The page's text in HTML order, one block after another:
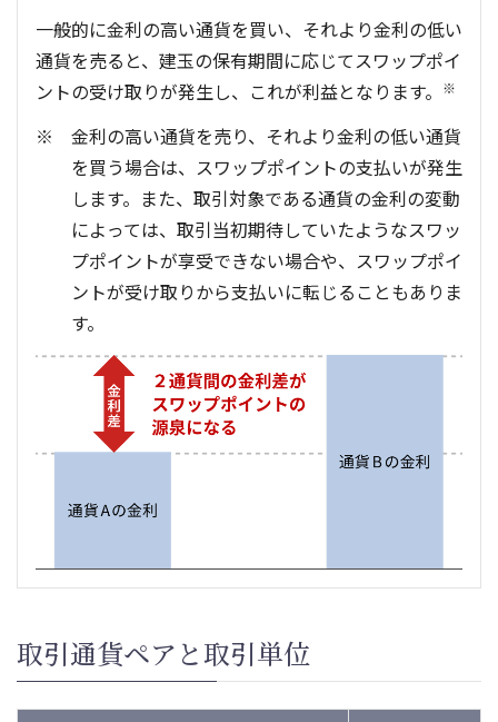
一般的に金利の高い通貨を買い、それより金利の低い
通貨を売ると、建玉の保有期間に応じてスワップポイ
ントの受け取りが発生し、これが利益となります。
※
金利の高い通貨を売り、それより金利の低い通貨
を買う場合は、スワップポイントの支払いが発生
します。また、取引対象である通貨の金利の変動
によっては、取引当初期待していたようなスワッ
プポイントが享受できない場合や、スワップポイ
ントが受け取りから支払いに転じることもありま
す。
取引通貨ペアと取引単位